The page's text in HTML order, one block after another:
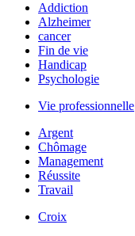
Addiction
Alzheimer
cancer
Fin de vie
Handicap
Psychologie
Vie professionnelle
Argent
Chômage
Management
Réussite
Travail
Croix